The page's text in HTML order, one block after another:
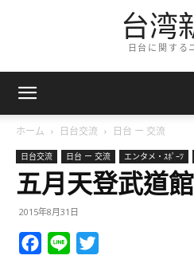
台湾
日台に関する
ホーム 日台交流 日台 ー 交流
日台交流 日台 ー 交流 エンタメ・ｽﾎﾟｰﾂ
五月天登武道
2015年8月31日
Facebook
Line